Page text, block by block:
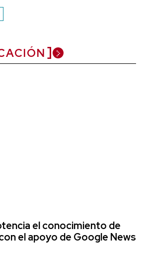
el conocimiento de
el apoyo de Google News